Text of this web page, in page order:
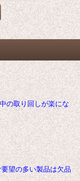
の取り回しが楽にな
望の多い製品は欠品